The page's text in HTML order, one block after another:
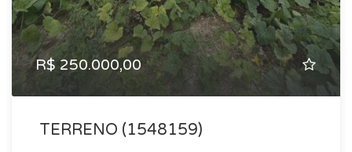
R$ 250.000,00
TERRENO (1548159)